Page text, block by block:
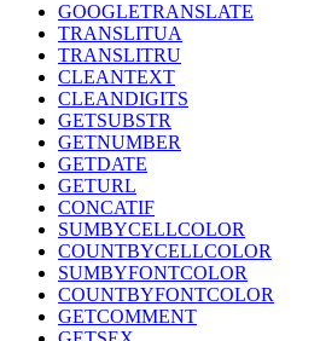
GOOGLETRANSLATE
TRANSLITUA
TRANSLITRU
CLEANTEXT
CLEANDIGITS
GETSUBSTR
GETNUMBER
GETDATE
GETURL
CONCATIF
SUMBYCELLCOLOR
COUNTBYCELLCOLOR
SUMBYFONTCOLOR
COUNTBYFONTCOLOR
GETCOMMENT